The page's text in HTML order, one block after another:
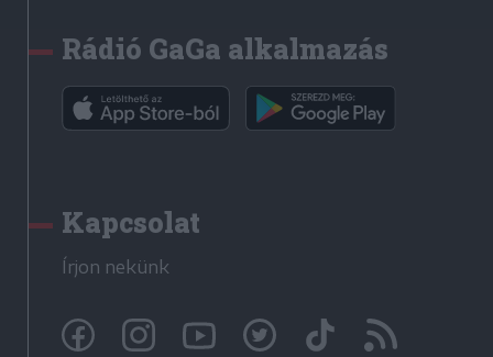
Rádió GaGa alkalmazás
Kapcsolat
Írjon nekünk